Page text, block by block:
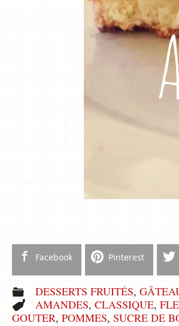
Facebook Pinterest
DESSERTS FRUITÉS,
AMANDES, CLASSIQUE,
GOUTER, POMMES, SUCRE DE